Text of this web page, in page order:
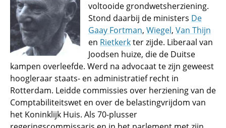
voltooide grondwetsherziening.
Stond daarbij de ministers De
Gaay Fortman, Wiegel, Van Thijn
en Rietkerkter zijde. Liberaal van
Joodsen huize, die de Duitse
kampen overleefde. Werd na advocaat te zijn geweest
hoogleraar staats- en administratief recht in
Rotterdam. Leidde commissies over herziening van de
Comptabiliteitswet en over de belastingvrijdom van
het Koninklijk Huis. Als 70-plusser